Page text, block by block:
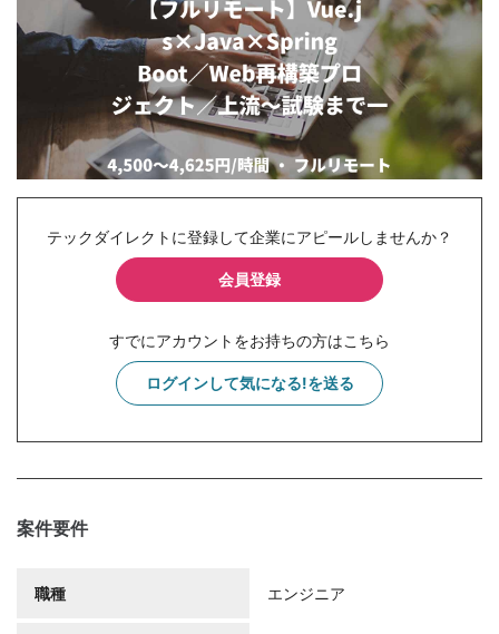
テックダイレクトに登録して企業にアピールしませんか？
会員登録
すでにアカウントをお持ちの方はこちら
ログインして気になる!を送る
案件要件
職種 エンジニア